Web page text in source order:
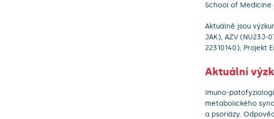
School of Medicine
Aktuálně jsou
JAK), AZV (NU23J-
22310140), Projekt
Aktuální
Imuno-
metabolického
a psoriázy.